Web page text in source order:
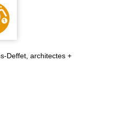
Deffet, architectes +